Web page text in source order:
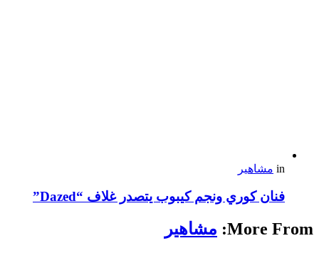
in مشاهير
فنان كوري ونجم كيبوب يتصدر غلاف “Dazed”
More From: مشاهير